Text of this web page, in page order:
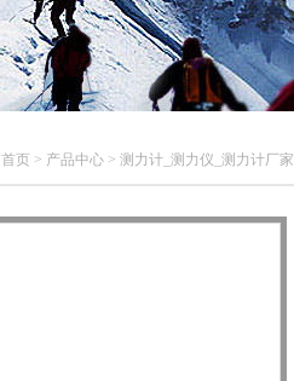
首页 > 产品中心 > 测力计_测力仪_测力计厂家